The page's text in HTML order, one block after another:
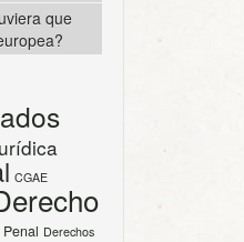
que
CGAE
Derechos